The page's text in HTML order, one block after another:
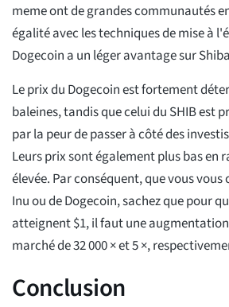
meme ont de grandes communautés
égalité avec les techniques de mise à
Dogecoin a un léger avantage sur
Le prix du Dogecoin est fortement
baleines, tandis que celui du SHIB est
par la peur de passer à côté des
Leurs prix sont également plus bas en
élevée. Par conséquent, que vous
Inu ou de Dogecoin, sachez que pour
atteignent $1, il faut une
marché de 32 000 × et 5 ×,
Conclusion